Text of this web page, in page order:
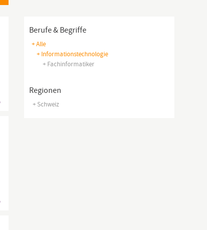
Berufe & Begriffe
+ Alle
+ Informationstechnologie
+ Fachinformatiker
Regionen
+ Schweiz